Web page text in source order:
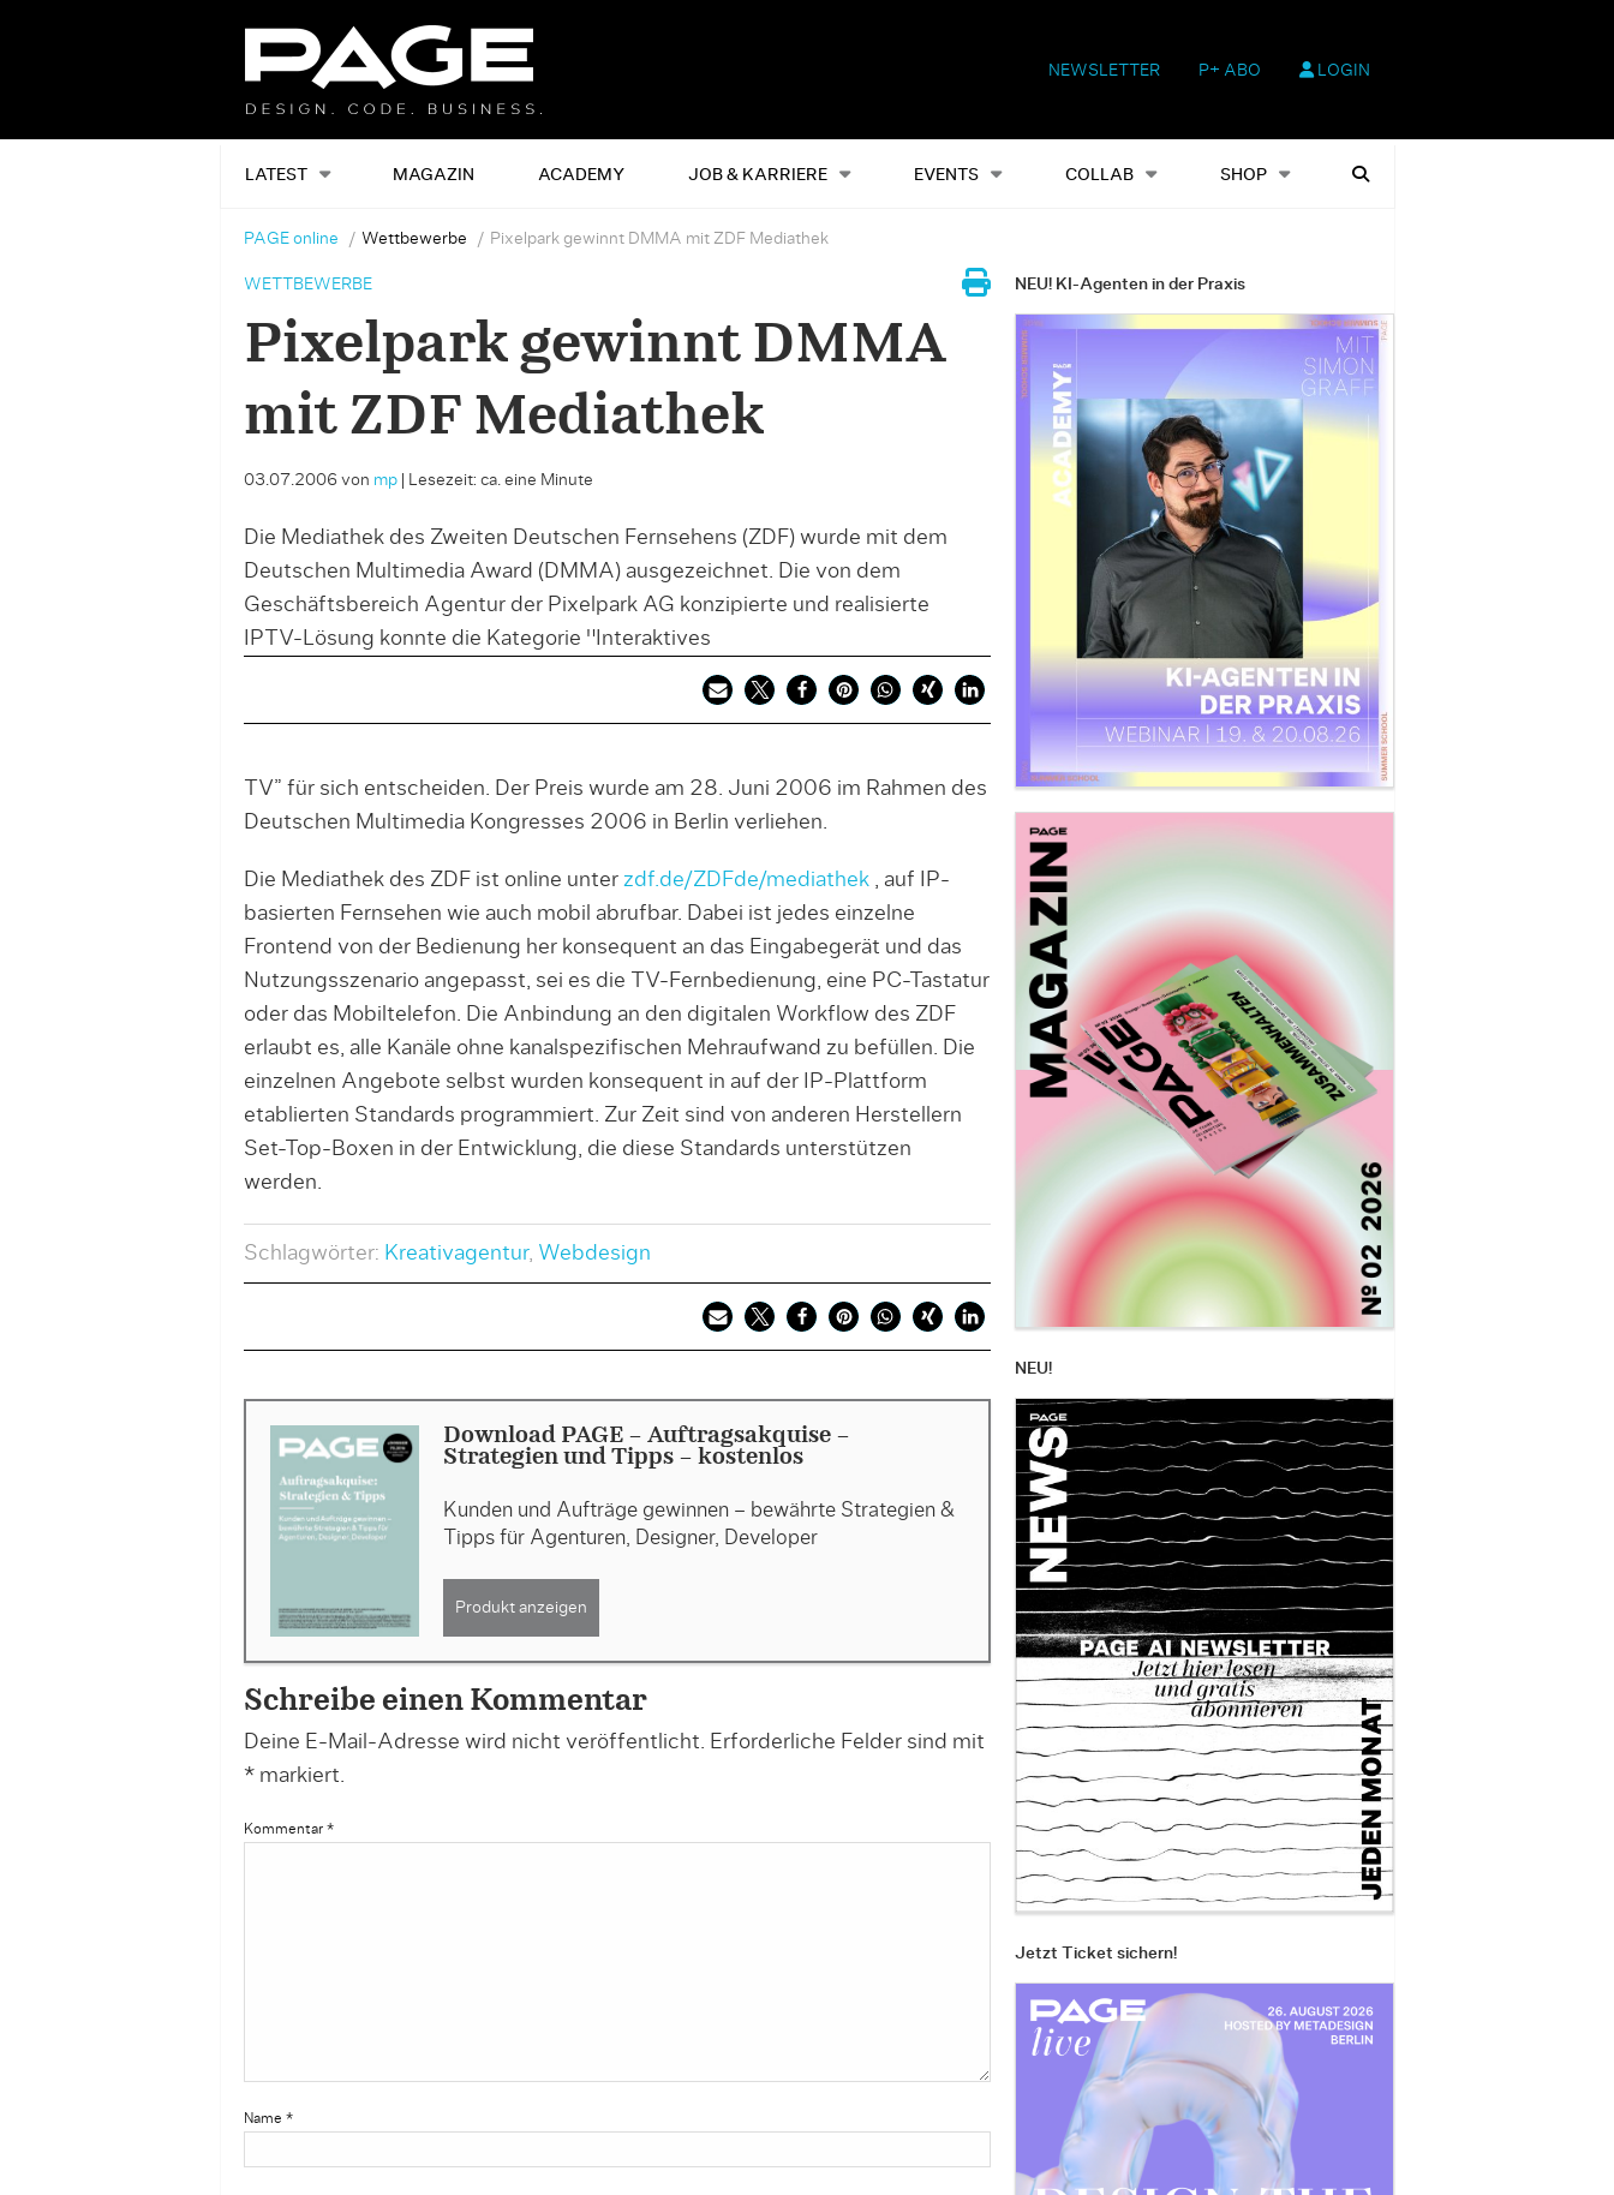
NEWSLETTER P+ ABO LOGIN
LATEST MAGAZIN ACADEMY JOB & KARRIERE EVENTS COLLAB SHOP
Alles Events Shop Heftausgaben Suchen
PAGE online Wettbewerbe Pixelpark gewinnt DMMA mit ZDF Mediathek
WETTBEWERBE
Pixelpark gewinnt DMMA
mit ZDF Mediathek
03.07.2006 von mp| Lesezeit: ca. eine Minute
Die Mediathek des Zweiten Deutschen Fernsehens (ZDF) wurde mit dem
Deutschen Multimedia Award (DMMA) ausgezeichnet. Die von dem
Geschäftsbereich Agentur der Pixelpark AG konzipierte und realisierte
IPTV-Lösung konnte die Kategorie "Interaktives
TV” für sich entscheiden. Der Preis wurde am 28. Juni 2006 im Rahmen des
Deutschen Multimedia Kongresses 2006 in Berlin verliehen.
Die Mediathek des ZDF ist online unter zdf.de/ZDFde/mediathek, auf IP-
basierten Fernsehen wie auch mobil abrufbar. Dabei ist jedes einzelne
Frontend von der Bedienung her konsequent an das Eingabegerät und das
Nutzungsszenario angepasst, sei es die TV-Fernbedienung, eine PC-Tastatur
oder das Mobiltelefon. Die Anbindung an den digitalen Workflow des ZDF
erlaubt es, alle Kanäle ohne kanalspezifischen Mehraufwand zu befüllen. Die
einzelnen Angebote selbst wurden konsequent in auf der IP-Plattform
etablierten Standards programmiert. Zur Zeit sind von anderen Herstellern
Set-Top-Boxen in der Entwicklung, die diese Standards unterstützen
werden.
Schlagwörter: Kreativagentur, Webdesign
Download PAGE - Auftragsakquise -
Strategien und Tipps - kostenlos
Kunden und Aufträge gewinnen – bewährte Strategien &
Tipps für Agenturen, Designer, Developer
Produkt anzeigen
Schreibe einen Kommentar
Deine E-Mail-Adresse wird nicht veröffentlicht. Erforderliche Felder sind mit
*markiert.
Kommentar *
Name *
NEU! KI-Agenten in der Praxis
NEU!
Jetzt Ticket sichern!